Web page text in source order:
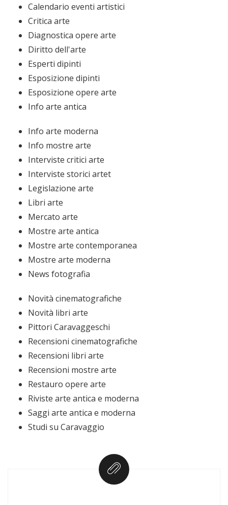
Calendario eventi artistici
Critica arte
Diagnostica opere arte
Diritto dell'arte
Esperti dipinti
Esposizione dipinti
Esposizione opere arte
Info arte antica
Info arte moderna
Info mostre arte
Interviste critici arte
Interviste storici artet
Legislazione arte
Libri arte
Mercato arte
Mostre arte antica
Mostre arte contemporanea
Mostre arte moderna
News fotografia
Novità cinematografiche
Novità libri arte
Pittori Caravaggeschi
Recensioni cinematografiche
Recensioni libri arte
Recensioni mostre arte
Restauro opere arte
Riviste arte antica e moderna
Saggi arte antica e moderna
Studi su Caravaggio